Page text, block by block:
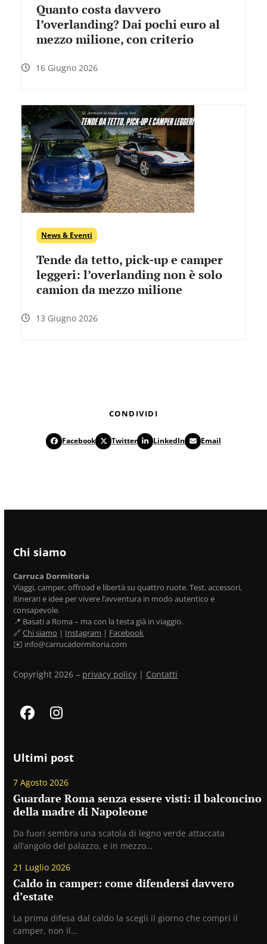
Quanto costa davvero
l’overlanding? Dai pochi euro al
mezzo milione, con criterio
16 Giugno 2026
News & Eventi
Tende da tetto, pick-up e camper
leggeri: l’overlanding non è solo
camion da mezzo milione
13 Giugno 2026
CONDIVIDI
Facebook Twitter LinkedIn Email
Chi siamo
Carruca Dormitoria
Viaggi, camper, offroad e libertà su quattro ruote. Test, accessori,
itinerari e idee per vivere l’avventura in modo autentico e
consapevole.
📍 Basati a Roma – ma con la testa già in viaggio.
🔗Chi siamo | Instagram | Facebook
✉️ info@carrucadormitoria.com
Copyright 2026 – privacy policy | Contatti
FacebookInstagram
Ultimi post
7 Agosto 2026
Guardare Roma senza essere visti: il balconcino
della madre di Napoleone
Da fuori sembra una scatola di legno verde attaccata
all’angolo del palazzo, e in mezzo…
21 Luglio 2026
Caldo in camper: come difendersi davvero
d’estate
La prima difesa dal caldo la scegli il giorno che compri il
camper, non il…